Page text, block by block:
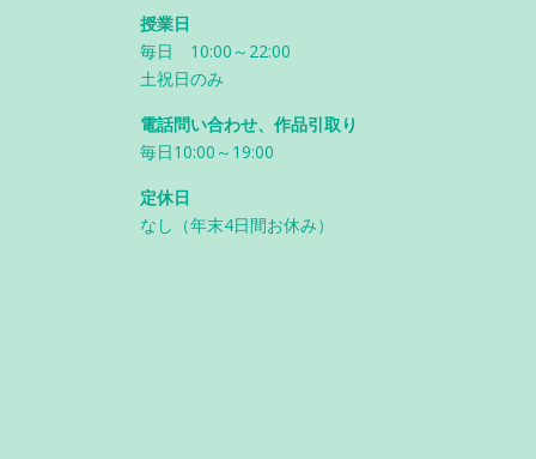
授業日
毎日 10:00～22:00
土祝日のみ
電話問い合わせ、作品引取り
毎日10:00～19:00
定休日
なし（年末4日間お休み）